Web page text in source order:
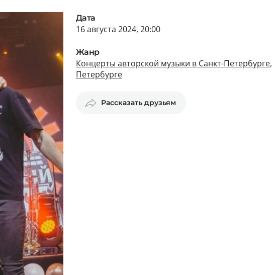
Дата
16 августа 2024, 20:00
Жанр
Концерты авторской музыки в Санкт-Петербурге,
Петербурге
Рассказать друзьям